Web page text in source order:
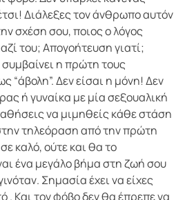
Διάλεξες τον άνθρωπο αυτόν
σχέση σου, ποιος ο λόγος
του; Απογοήτευση γιατί;
η πρώτη τους
“άβολη”. Δεν είσαι η μόνη! Δεν
ή γυναίκα με μία σεξουαλική
να μιμηθείς κάθε στάση
τηλεόραση από την πρώτη
καλό, ούτε και θα το
ένα μεγάλο βήμα στη ζωή σου
Σημασία έχει να είχες
. Και τον φόβο δεν θα έπρεπε να